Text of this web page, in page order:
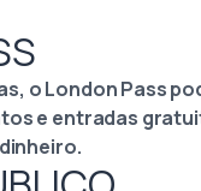
o London Pass
e entradas